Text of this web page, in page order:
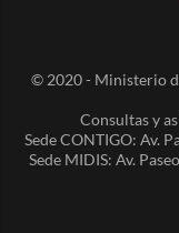
© 2020 - Ministerio
Consultas y
Sede CONTIGO: Av.
Sede MIDIS: Av.